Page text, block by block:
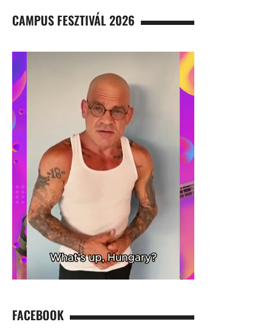
CAMPUS FESZTIVÁL 2026
FACEBOOK